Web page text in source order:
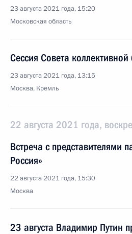
23 августа 2021 года, 15:20
Московская область
Сессия Совета
23 августа 2021 года, 13:15
Москва, Кремль
22 августа 2021 года,
Встреча с представителями
Россия»
22 августа 2021 года, 15:30
Москва
23 августа Владимир Путин